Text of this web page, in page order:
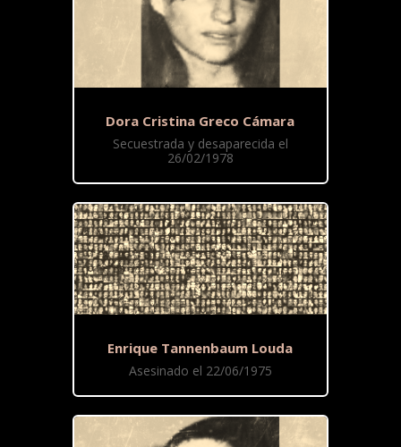
Dora Cristina Greco Cámara
Secuestrada y desaparecida el
26/02/1978
Enrique Tannenbaum Louda
Asesinado el 22/06/1975